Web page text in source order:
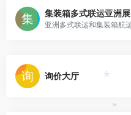
集装箱多式联运亚洲展
询价大厅
*
*